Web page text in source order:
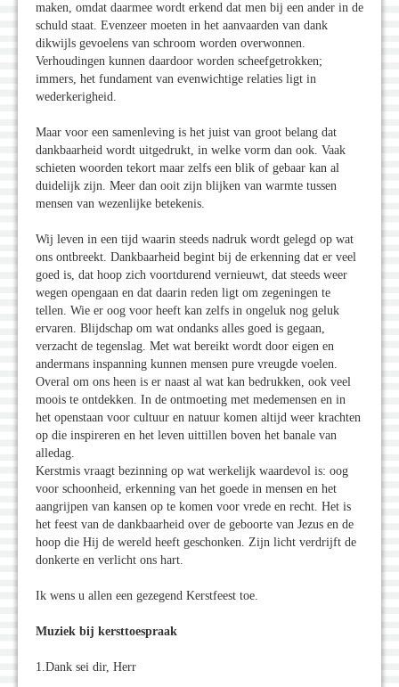
maken, omdat daarmee wordt erkend dat men bij een ander in de
schuld staat. Evenzeer moeten in het aanvaarden van dank
dikwijls gevoelens van schroom worden overwonnen.
Verhoudingen kunnen daardoor worden scheefgetrokken;
immers, het fundament van evenwichtige relaties ligt in
wederkerigheid.
Maar voor een samenleving is het juist van groot belang dat
dankbaarheid wordt uitgedrukt, in welke vorm dan ook. Vaak
schieten woorden tekort maar zelfs een blik of gebaar kan al
duidelijk zijn. Meer dan ooit zijn blijken van warmte tussen
mensen van wezenlijke betekenis.
Wij leven in een tijd waarin steeds nadruk wordt gelegd op wat
ons ontbreekt. Dankbaarheid begint bij de erkenning dat er veel
goed is, dat hoop zich voortdurend vernieuwt, dat steeds weer
wegen opengaan en dat daarin reden ligt om zegeningen te
tellen. Wie er oog voor heeft kan zelfs in ongeluk nog geluk
ervaren. Blijdschap om wat ondanks alles goed is gegaan,
verzacht de tegenslag. Met wat bereikt wordt door eigen en
andermans inspanning kunnen mensen pure vreugde voelen.
Overal om ons heen is er naast al wat kan bedrukken, ook veel
moois te ontdekken. In de ontmoeting met medemensen en in
het openstaan voor cultuur en natuur komen altijd weer krachten
op die inspireren en het leven uittillen boven het banale van
alledag.
Kerstmis vraagt bezinning op wat werkelijk waardevol is: oog
voor schoonheid, erkenning van het goede in mensen en het
aangrijpen van kansen op te komen voor vrede en recht. Het is
het feest van de dankbaarheid over de geboorte van Jezus en de
hoop die Hij de wereld heeft geschonken. Zijn licht verdrijft de
donkerte en verlicht ons hart.
Ik wens u allen een gezegend Kerstfeest toe.
Muziek bij kersttoespraak
1.Dank sei dir, Herr